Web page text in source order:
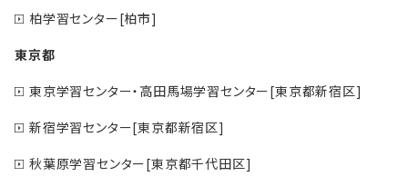
柏学習センター[柏市]
東京都
東京学習センター・高田馬場学習センター[東京都新宿区]
新宿学習センター[東京都新宿区]
秋葉原学習センター[東京都千代田区]